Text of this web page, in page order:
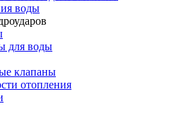
воды
для воды
клапаны
отопления